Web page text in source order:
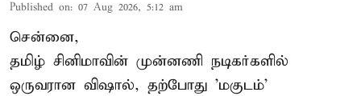
Published on: 07 Aug 2026, 5:12 am
சென்னை,
தமிழ் சினிமாவின் முன்னணி நடிகர்களில்
ஒருவரான விஷால், தற்போது 'மகுடம்'